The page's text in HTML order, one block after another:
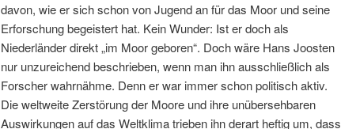
ta
davon, wie er sich schon von Jugend an für das Moor und seine
Erforschung begeistert hat. Kein Wunder: Ist er doch als
Niederländer direkt „im Moor geboren“. Doch wäre Hans Joosten
nur unzureichend beschrieben, wenn man ihn ausschließlich als
Forscher wahrnähme. Denn er war immer schon politisch aktiv.
Die weltweite Zerstörung der Moore und ihre unübersehbaren
Auswirkungen auf das Weltklima trieben ihn derart heftig um, dass